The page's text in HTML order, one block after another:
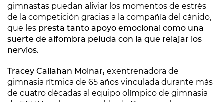
gimnastas puedan aliviar los momentos de estrés
de la competición gracias a la compañía del cánido,
que les presta tanto apoyo emocional como una
suerte de alfombra peluda con la que relajar los
nervios.
Tracey Callahan Molnar, exentrenadora de
gimnasia rítmica de 65 años vinculada durante más
de cuatro décadas al equipo olímpico de gimnasia